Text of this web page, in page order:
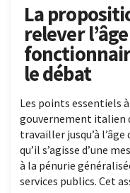
La
relever
le débat
Les points essentiels
gouvernement italien
travailler jusqu’à
qu’il s’agisse d’une
à la pénurie
services publics. Cet